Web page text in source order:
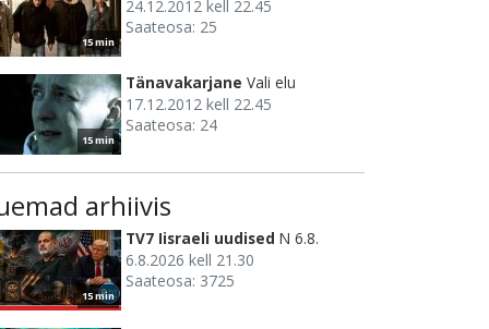
15 min
24.12.2012 kell 22.45
Saateosa: 25
15 min
Tänavakarjane Vali elu
17.12.2012 kell 22.45
Saateosa: 24
arhiivis
15 min
TV7 Iisraeli uudised N 6.8.
6.8.2026 kell 21.30
Saateosa: 3725